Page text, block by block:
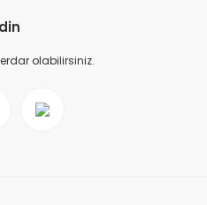
olabilirsiniz.